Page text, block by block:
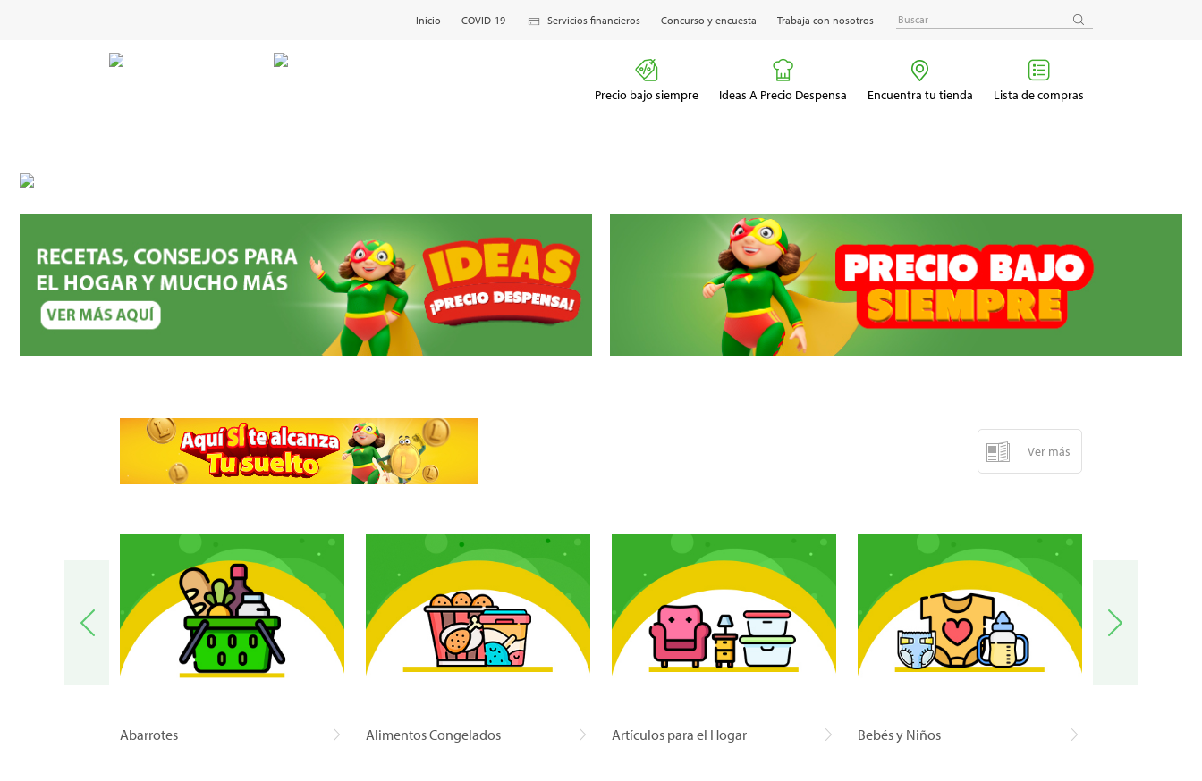
Inicio COVID-19 Servicios financieros Concurso y encuesta Trabaja con nosotros
Precio bajo siempre Ideas A Precio Despensa Encuentra tu tienda Lista de compras
Ver más
Abarrotes Alimentos Congelados Artículos para el Hogar Bebés y Niños